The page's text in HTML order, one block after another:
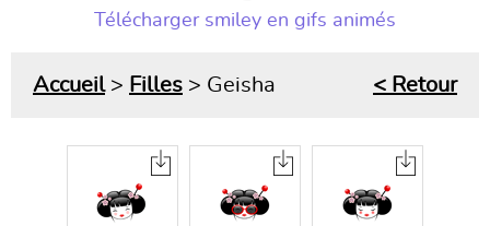
Télécharger smiley en gifs animés
Accueil> Filles > Geisha < Retour